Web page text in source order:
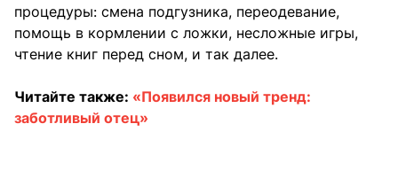
процедуры: смена подгузника, переодевание,
помощь в кормлении с ложки, несложные игры,
чтение книг перед сном, и так далее.
Читайте также: «Появился новый тренд:
заботливый отец»